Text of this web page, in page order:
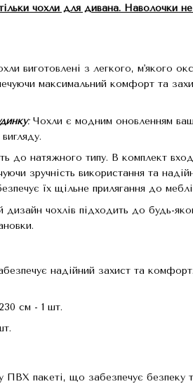
чохли для дивана. Наволочки не
виготовлені з легкого, м'якого
максимальний комфорт та
:Чохли є модним оновленням
до натяжного типу. В комплект
зручність використання та
їх щільне прилягання до
чохлів підходить до будь-
надійний захист та комфорт.
см - 1 шт.
пакеті, що забезпечує безпеку